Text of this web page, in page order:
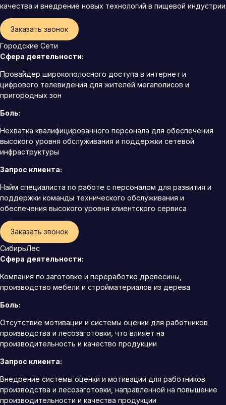
качества и внедрение новых технологий в пищевой индустрии
Заказать звонок
Городские Сети
Сфера деятельности:
Провайдер широкополосного доступа в интернет и
цифрового телевидения для жителей мегаполисов и
пригородных зон
Боль:
Нехватка квалифицированного персонала для обеспечения
высокого уровня обслуживания и поддержки сетевой
инфраструктуры
Запрос клиента:
Найм специалиста по работе с персоналом для развития и
поддержки команды технического обслуживания и
обеспечения высокого уровня клиентского сервиса
Заказать звонок
СибирьЛес
Сфера деятельности:
Компания по заготовке и переработке древесины,
производство мебели и стройматериалов из дерева
Боль:
Отсутствие мотивации и системы оценки для работников
производства и лесозаготовки, что влияет на
производительность и качество продукции
Запрос клиента:
Внедрение системы оценки и мотивации для работников
производства и лесозаготовки, направленной на повышение
производительности и качества продукции